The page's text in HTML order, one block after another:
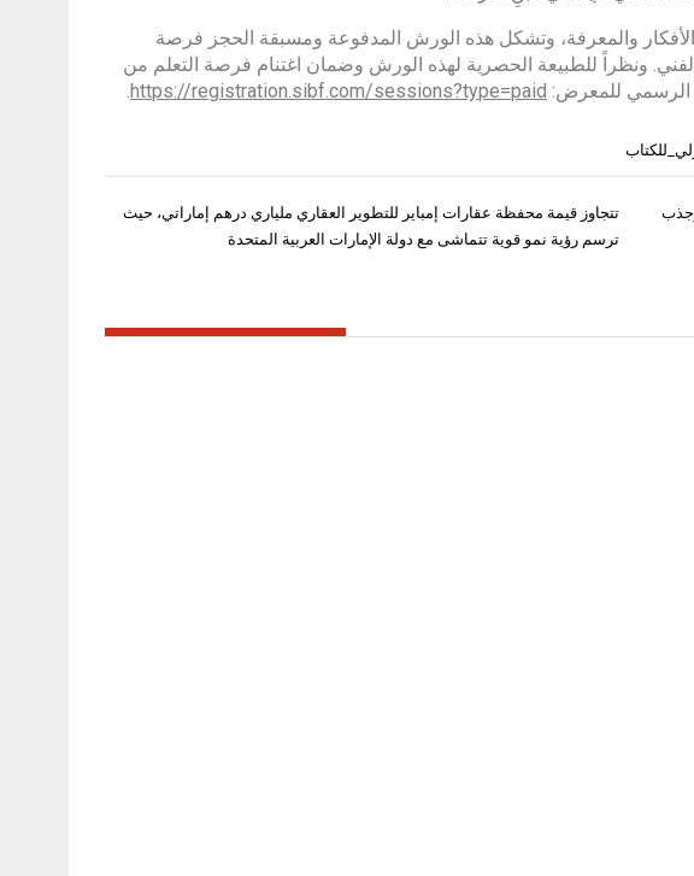
الدولي للكتاب” 2025 بالقصص والأفكار والمعرفة، وتشكل هذه الورش المدفوعة ومسبقة الحجز فرصة
ونظراً للطبيعة الحصرية لهذه الورش وضمان اغتنام فرصة التعلم من
الرسمي للمعرض: https://registration.sibf.com/sessions?type=paid
.
تتجاوز قيمة محفظة عقارات إمباير للتطوير العقاري ملياري درهم إماراتي، حيث
ترسم رؤية نمو قوية تتماشى مع دولة الإمارات العربية المتحدة